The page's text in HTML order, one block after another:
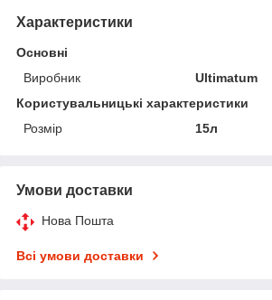
Характеристики
Основні
Виробник
Ultimatum
Користувальницькі характеристики
Розмір
15л
Умови доставки
Нова Пошта
Всі умови доставки